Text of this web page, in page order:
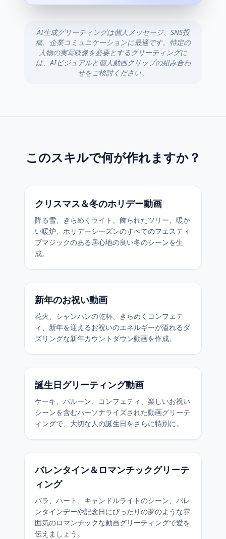
AI生成グリーティングは個人メッセージ、SNS投
稿、企業コミュニケーションに最適です。特定の
人物の実写映像を必要とするグリーティングに
は、AIビジュアルと個人動画クリップの組み合わ
せをご検討ください。
このスキルで何が作れますか？
クリスマス＆冬のホリデー動画
降る雪、きらめくライト、飾られたツリー、暖か
い暖炉、ホリデーシーズンのすべてのフェスティ
ブマジックのある居心地の良い冬のシーンを生
成。
新年のお祝い動画
花火、シャンパンの乾杯、きらめくコンフェテ
ィ、新年を迎えるお祝いのエネルギーが溢れるダ
ズリングな新年カウントダウン動画を作成。
誕生日グリーティング動画
ケーキ、バルーン、コンフェティ、楽しいお祝い
シーンを含むパーソナライズされた動画グリーテ
ィングで、大切な人の誕生日をさらに特別に。
バレンタイン＆ロマンチックグリーテ
ィング
バラ、ハート、キャンドルライトのシーン、バレ
ンタインデーや記念日にぴったりの夢のような雰
囲気のロマンチックな動画グリーティングで愛を
伝えましょう。